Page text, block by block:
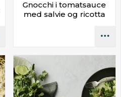
Gnocchi i tomatsauce
med salvie og ricotta